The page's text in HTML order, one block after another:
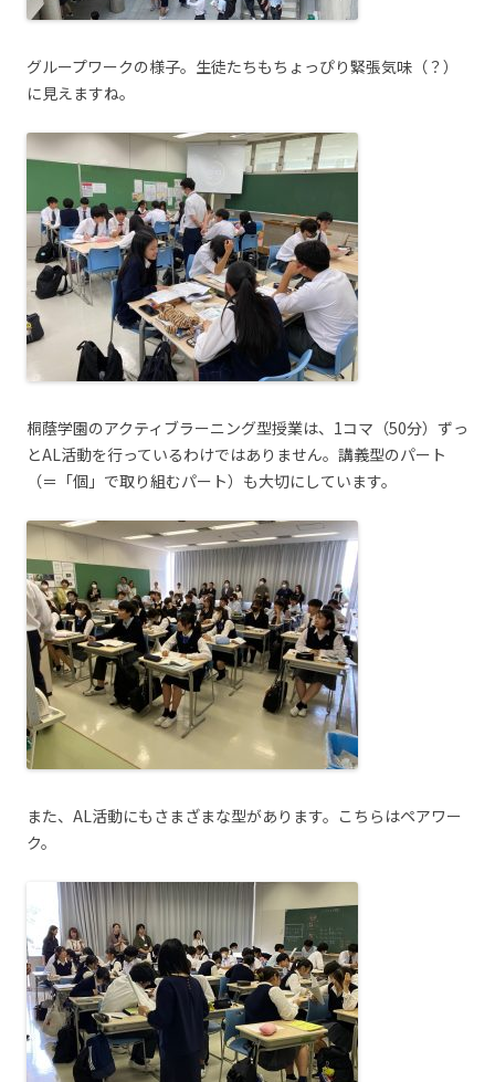
グループワークの様子。生徒たちもちょっぴり緊張気味（？）
に見えますね。
桐蔭学園のアクティブラーニング型授業は、1コマ（50分）ずっ
とAL活動を行っているわけではありません。講義型のパート
（＝「個」で取り組むパート）も大切にしています。
また、AL活動にもさまざまな型があります。こちらはペアワー
ク。